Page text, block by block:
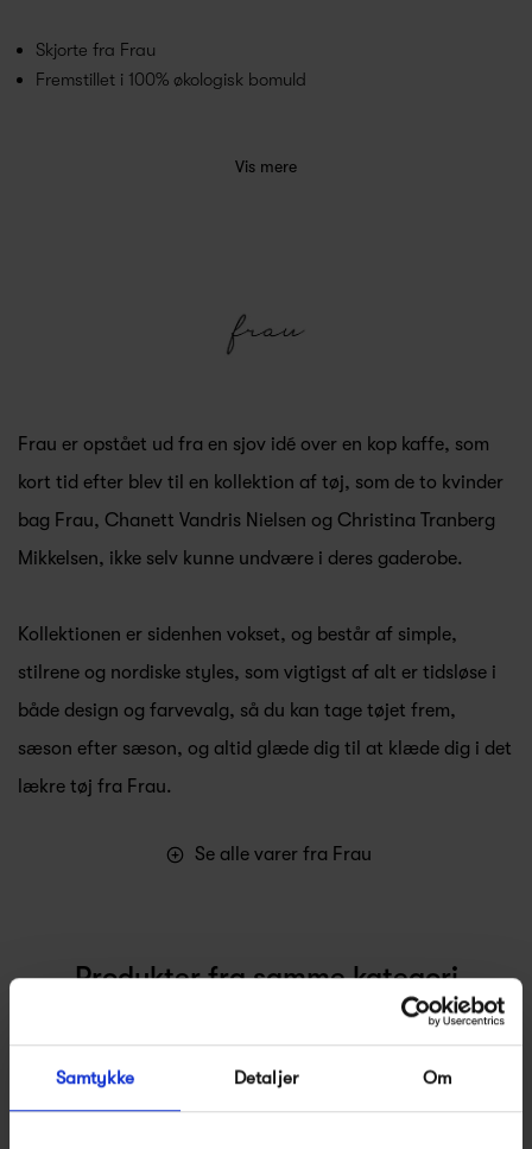
Samtykke Detaljer Om
Skjorte fra Frau
Fremstillet i 100% økologisk bomuld
Vis mere
Frau er opstået ud fra en sjov idé over en kop kaffe, som
kort tid efter blev til en kollektion af tøj, som de to kvinder
bag Frau, Chanett Vandris Nielsen og Christina Tranberg
Mikkelsen, ikke selv kunne undvære i deres gaderobe.
Kollektionen er sidenhen vokset, og består af simple,
stilrene og nordiske styles, som vigtigst af alt er tidsløse i
både design og farvevalg, så du kan tage tøjet frem,
sæson efter sæson, og altid glæde dig til at klæde dig i det
lækre tøj fra Frau.
Se alle varer fra Frau
Produkter fra samme kategori